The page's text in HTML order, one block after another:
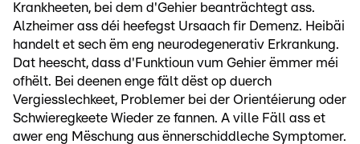
Krankheeten, bei dem d'Gehier beanträchtegt ass.
Alzheimer ass déi heefegst Ursaach fir Demenz. Heibäi
handelt et sech ëm eng neurodegenerativ Erkrankung.
Dat heescht, dass d'Funktioun vum Gehier ëmmer méi
ofhëlt. Bei deenen enge fält dëst op duerch
Vergiesslechkeet, Problemer bei der Orientéierung oder
Schwieregkeete Wieder ze fannen. A ville Fäll ass et
awer eng Mëschung aus ënnerschiddleche Symptomer.